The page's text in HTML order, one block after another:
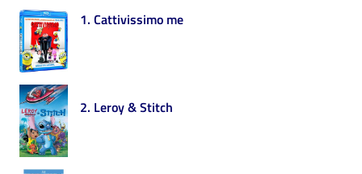
puoi
fare
Scopri
i
contenuti
1. Cattivissimo me
2. Leroy & Stitch